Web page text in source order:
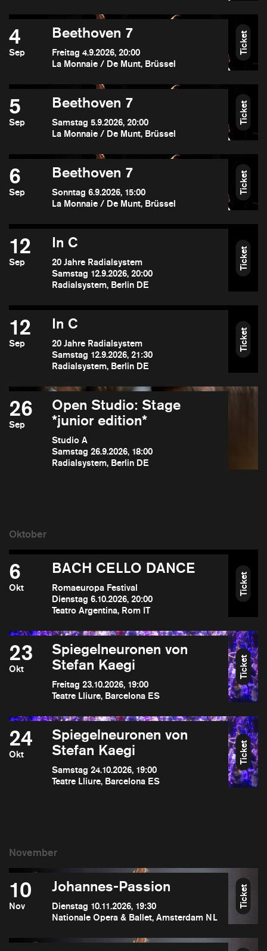
4
Sep
Beethoven 7
Freitag 4.9.2026, 20:00
La Monnaie / De Munt, Brüssel
Ticket
5
Sep
Beethoven 7
Samstag 5.9.2026, 20:00
La Monnaie / De Munt, Brüssel
Ticket
6
Sep
Beethoven 7
Sonntag 6.9.2026, 15:00
La Monnaie / De Munt, Brüssel
Ticket
12
Sep
In C
20 Jahre Radialsystem
Samstag 12.9.2026, 20:00
Radialsystem, Berlin DE
Ticket
12
Sep
In C
20 Jahre Radialsystem
Samstag 12.9.2026, 21:30
Radialsystem, Berlin DE
Ticket
26
Sep
Open Studio: Stage
*junior edition*
Studio A
Samstag 26.9.2026, 18:00
Radialsystem, Berlin DE
6
Okt
BACH CELLO DANCE
Romaeuropa Festival
Dienstag 6.10.2026, 20:00
Teatro Argentina, Rom IT
Ticket
23
Okt
Spiegelneuronen von
Stefan Kaegi
Freitag 23.10.2026, 19:00
Teatre Lliure, Barcelona ES
Ticket
24
Okt
Spiegelneuronen von
Stefan Kaegi
Samstag 24.10.2026, 19:00
Teatre Lliure, Barcelona ES
Ticket
10
Nov
Johannes-Passion
Dienstag 10.11.2026, 19:30
Nationale Opera & Ballet, Amsterdam NL
Ticket